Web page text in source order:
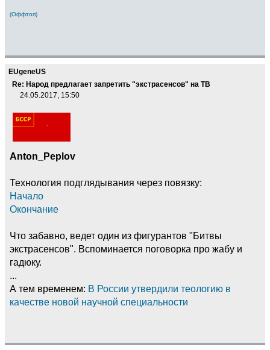
(Оффтоп)
EUgeneUS
Re: Народ предлагает запретить "экстрасенсов" на ТВ
24.05.2017, 15:50
Anton_Peplov
Технология подглядывания через повязку:
Начало
Окончание
Что забавно, ведет один из фигурантов "Битвы
экстрасенсов". Вспоминается поговорка про жабу и
гадюку.
...
А тем временем: В России утвердили теологию в
качестве новой научной специальности